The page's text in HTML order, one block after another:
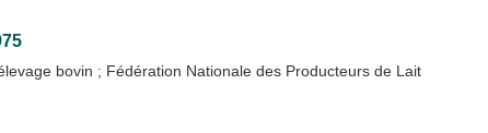
bovin ; Fédération Nationale des Producteurs de Lait